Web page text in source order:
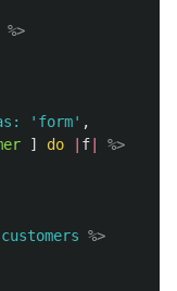
%>
'form' ,
] do f
%>
%>